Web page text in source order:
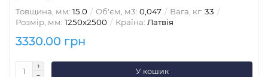
Товщина, мм: 15.0 Об'єм, м3: 0,047 Вага, кг: 33
Розмір, мм: 1250х2500 Країна: Латвія
3330.00 грн
У кошик